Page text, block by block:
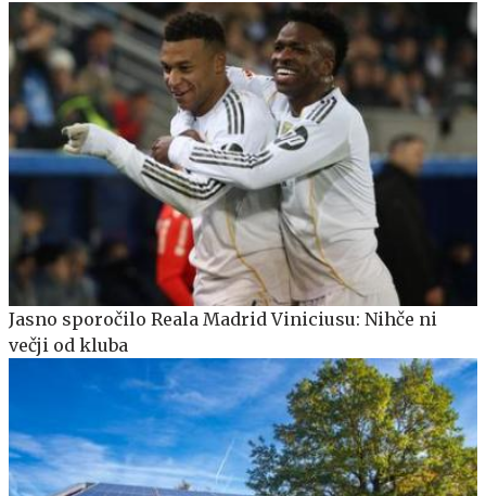
Jasno sporočilo Reala Madrid Viniciusu: Nihče ni
večji od kluba